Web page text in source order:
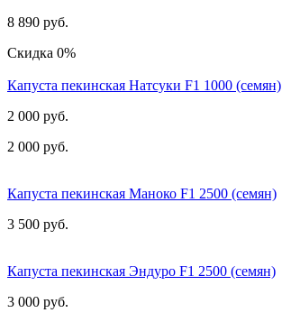
8 890 руб.
Скидка 0%
Капуста пекинская Натсуки F1 1000 (семян)
2 000 руб.
2 000 руб.
Капуста пекинская Маноко F1 2500 (семян)
3 500 руб.
Капуста пекинская Эндуро F1 2500 (семян)
3 000 руб.